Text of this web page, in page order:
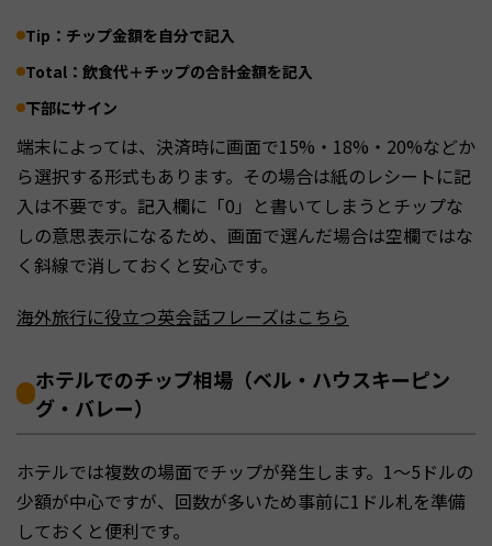
Tip ：チップ金額を自分で記入
Total ：飲食代＋チップの合計金額を記入
下部にサイン
端末によっては、決済時に画面で15%・18%・20%などか
ら選択する形式もあります。その場合は紙のレシートに記
入は不要です。記入欄に「0」と書いてしまうとチップな
しの意思表示になるため、画面で選んだ場合は空欄ではな
く斜線で消しておくと安心です。
海外旅行に役立つ英会話フレーズはこちら
ホテルでのチップ相場（ベル・ハウスキーピン
グ・バレー）
ホテルでは複数の場面でチップが発生します。1〜5ドルの
少額が中心ですが、回数が多いため事前に1ドル札を準備
しておくと便利です。